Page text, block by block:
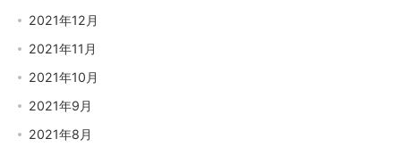
2021年12月
2021年11月
2021年10月
2021年9月
2021年8月